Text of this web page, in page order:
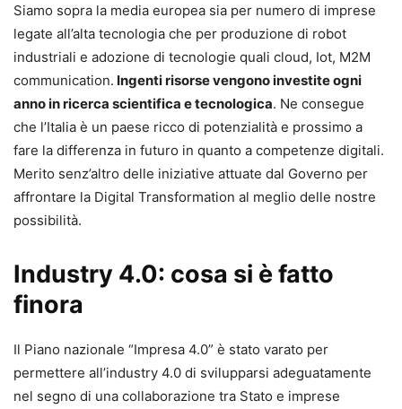
Siamo sopra la media europea sia per numero di imprese
legate all’alta tecnologia che per produzione di robot
industriali e adozione di tecnologie quali cloud, Iot, M2M
communication. Ingenti risorse vengono investite ogni
anno in ricerca scientifica e tecnologica. Ne consegue
che l’Italia è un paese ricco di potenzialità e prossimo a
fare la differenza in futuro in quanto a competenze digitali.
Merito senz’altro delle iniziative attuate dal Governo per
affrontare la Digital Transformation al meglio delle nostre
possibilità.
Industry 4.0: cosa si è fatto
finora
Il Piano nazionale “Impresa 4.0” è stato varato per
permettere all’industry 4.0 di svilupparsi adeguatamente
nel segno di una collaborazione tra Stato e imprese